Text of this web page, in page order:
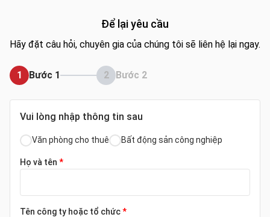
Để lại yêu cầu
Hãy đặt câu hỏi, chuyên gia của chúng tôi sẽ liên hệ lại ngay.
1 Bước 1 2 Bước 2
Vui lòng nhập thông tin sau
Văn phòng cho thuê Bất động sản công nghiệp
Họ và tên *
Tên công ty hoặc tổ chức*